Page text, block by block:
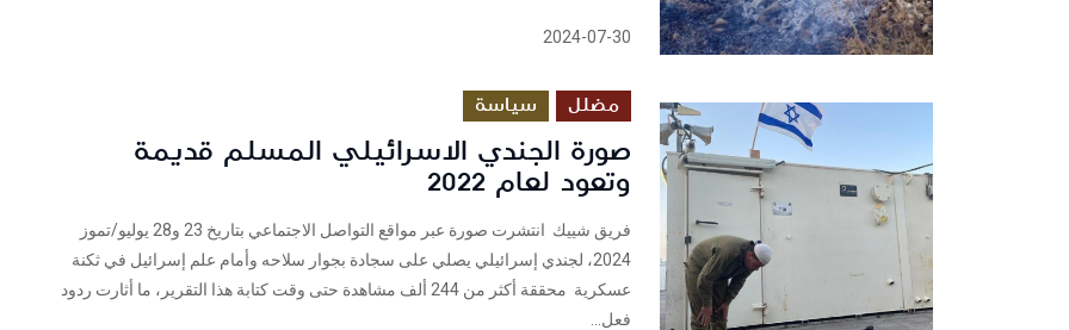
2024-07-30
مضلل سياسة
صورة الجندي الاسرائيلي المسلم قديمة
وتعود لعام 2022
فريق شييك انتشرت صورة عبر مواقع التواصل الاجتماعي بتاريخ 23 و28 يوليو/تموز
2024، لجندي إسرائيلي يصلي على سجادة بجوار سلاحه وأمام علم إسرائيل في ثكنة
عسكرية محققة أكثر من 244 ألف مشاهدة حتى وقت كتابة هذا التقرير، ما أثارت ردود
فعل...